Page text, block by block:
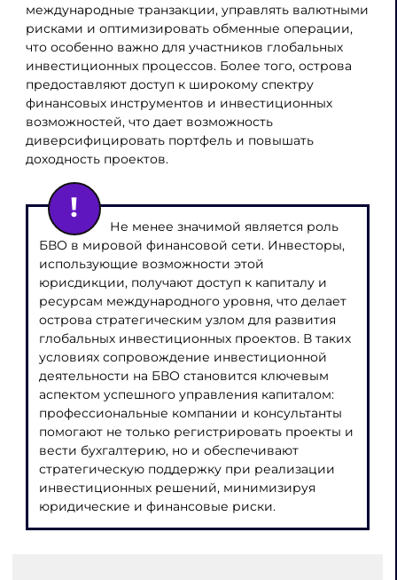
международные транзакции, управлять валютными
рисками и оптимизировать обменные операции,
что особенно важно для участников глобальных
инвестиционных процессов. Более того, острова
предоставляют доступ к широкому спектру
финансовых инструментов и инвестиционных
возможностей, что дает возможность
диверсифицировать портфель и повышать
доходность проектов.
Не менее значимой является роль
БВО в мировой финансовой сети. Инвесторы,
использующие возможности этой
юрисдикции, получают доступ к капиталу и
ресурсам международного уровня, что делает
острова стратегическим узлом для развития
глобальных инвестиционных проектов. В таких
условиях сопровождение инвестиционной
деятельности на БВО становится ключевым
аспектом успешного управления капиталом:
профессиональные компании и консультанты
помогают не только регистрировать проекты и
вести бухгалтерию, но и обеспечивают
стратегическую поддержку при реализации
инвестиционных решений, минимизируя
юридические и финансовые риски.